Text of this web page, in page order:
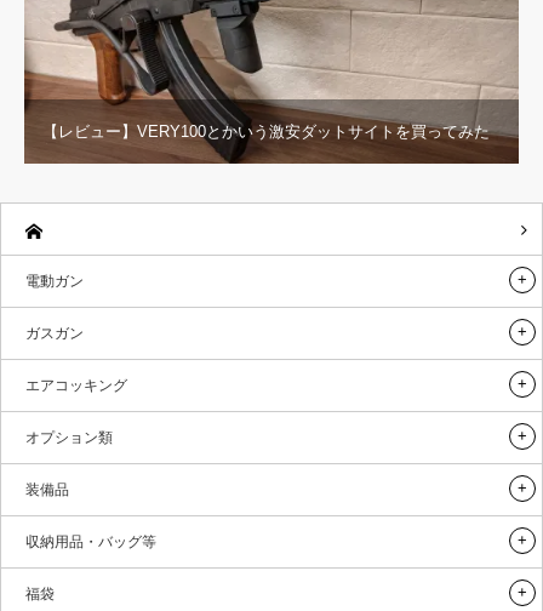
【レビュー】VERY100とかいう激安ダットサイトを買ってみた
電動ガン
ガスガン
エアコッキング
オプション類
装備品
収納用品・バッグ等
福袋